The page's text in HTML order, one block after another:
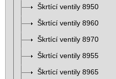
Škrtící ventily 8950
Škrtící ventily 8960
Škrtící ventily 8970
Škrtící ventily 8955
Škrtící ventily 8965